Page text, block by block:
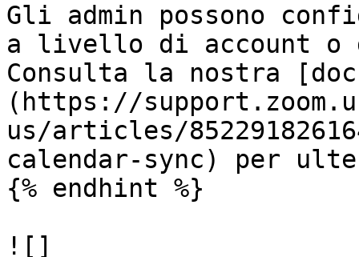
Gli admin possono
a livello di account o
Consulta la nostra
(https://
us/articles/
calendar-sync) per
{% endhint %}
![]